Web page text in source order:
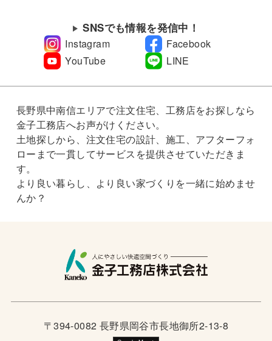
SNSでも情報を発信中！
Instagram
Facebook
YouTube
LINE
長野県中南信エリアで注文住宅、工務店をお探しなら
金子工務店へお声がけください。
土地探しから、注文住宅の設計、施工、アフターフォ
ローまで一貫してサービスを提供させていただきま
す。
より良い暮らし、より良い家づくりを一緒に始めませ
んか？
〒394-0082 長野県岡谷市長地御所2-13-8